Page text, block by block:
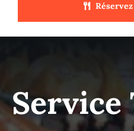
Pâtisserie Marocain